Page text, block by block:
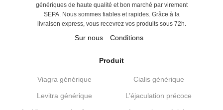
génériques de haute qualité et bon marché par virement
SEPA. Nous sommes fiables et rapides. Grâce à la
livraison express, vous recevrez vos produits sous 72h.
Sur nous Conditions
Produit
Viagra générique Cialis générique
Levitra générique L’éjaculation précoce